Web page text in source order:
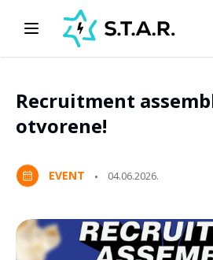
Recruitment
otvorene!
EVENT 04.06.2026.